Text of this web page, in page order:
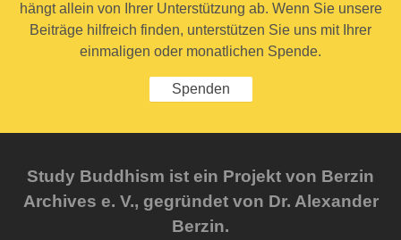
hängt allein von Ihrer Unterstützung ab. Wenn Sie unsere
Beiträge hilfreich finden, unterstützen Sie uns mit Ihrer
einmaligen oder monatlichen Spende.
Spenden
Study Buddhism ist ein Projekt von Berzin
Archives e. V., gegründet von Dr. Alexander
Berzin.